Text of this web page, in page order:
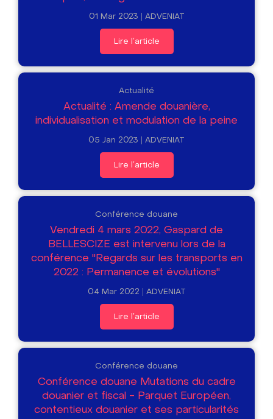
01 Mar 2023 ADVENIAT
Lire l'article
Actualité
Actualité : Amende douanière,
individualisation et modulation de la peine
05 Jan 2023 ADVENIAT
Lire l'article
Conférence douane
Vendredi 4 mars 2022, Gaspard de
BELLESCIZE est intervenu lors de la
conférence "Regards sur les transports en
2022 : Permanence et évolutions"
04 Mar 2022 ADVENIAT
Lire l'article
Conférence douane
Conférence douane Mutations du cadre
douanier et fiscal - Parquet Européen,
contentieux douanier et ses particularités